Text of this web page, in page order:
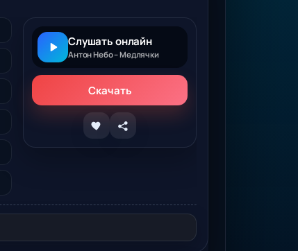
Слушать онлайн
Антон Небо – Медлячки
Скачать